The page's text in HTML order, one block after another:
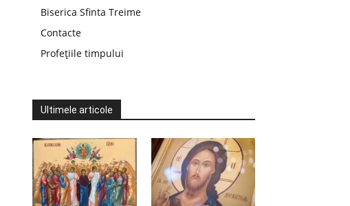
Biserica Sfinta Treime
Contacte
Profețiile timpului
Ultimele articole